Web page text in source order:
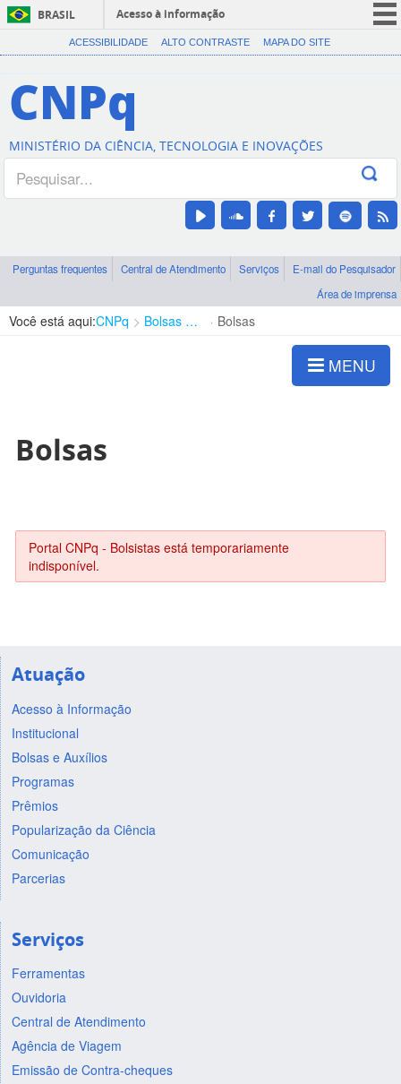
BRASIL
Acesso à informação
CORONAVÍRUS (COVID-19)
Canais
ACESSIBILIDADE ALTO CONTRASTE MAPA DO SITE
CNPq
MINISTÉRIO DA CIÊNCIA, TECNOLOGIA E INOVAÇÕES
Perguntas frequentes Central de Atendimento Serviços
E-mail do Pesquisador
Área de imprensa
Você está aqui:CNPq Bolsas e Auxílios Vigentes Bolsas
MENU
Bolsas
Portal CNPq - Bolsistas está temporariamente
indisponível.
Atuação
Acesso à Informação
Institucional
Bolsas e Auxílios
Programas
Prêmios
Popularização da Ciência
Comunicação
Parcerias
Serviços
Ferramentas
Ouvidoria
Central de Atendimento
Agência de Viagem
Emissão de Contra-cheques